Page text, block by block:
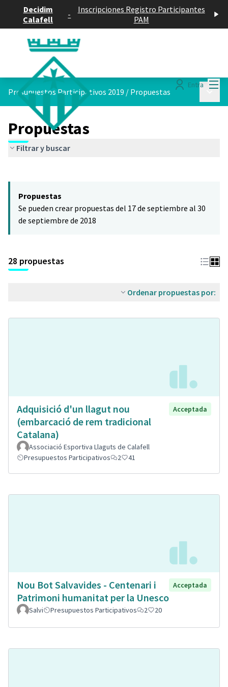
Decidim
Calafell
-
Inscripciones Registro Participantes
PAM
Entra
Presupuestos Participativos 2019 / Propuestas
Propuestas
Filtrar y buscar
−
Propuestas
Se pueden crear propuestas del 17 de septiembre al 30
de septiembre de 2018
28 propuestas
Ordenar propuestas por:
Adquisició d'un llagut nou
(embarcació de rem tradicional
Catalana)
Acceptada
Associació Esportiva Llaguts de Calafell
Presupuestos Participativos
2 41
Nou Bot Salvavides - Centenari i
Patrimoni humanitat per la Unesco
Acceptada
Salvi Presupuestos Participativos 2 20